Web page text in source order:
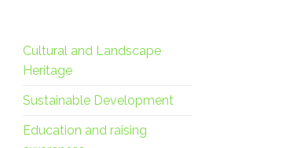
Cultural and Landscape
Heritage
Sustainable Development
Education and raising